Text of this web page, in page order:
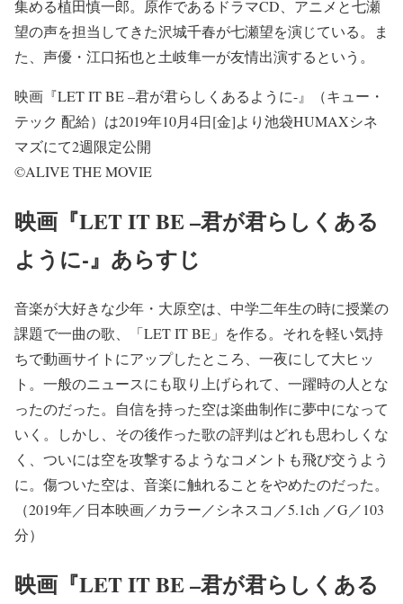
集める植田慎一郎。原作であるドラマCD、アニメと七瀬
望の声を担当してきた沢城千春が七瀬望を演じている。ま
た、声優・江口拓也と土岐隼一が友情出演するという。
映画『LET IT BE –君が君らしくあるように-』（キュー・
テック 配給）は2019年10月4日[金]より池袋HUMAXシネ
マズにて2週限定公開
©ALIVE THE MOVIE
映画『LET IT BE –君が君らしくある
ように-』あらすじ
音楽が大好きな少年・大原空は、中学二年生の時に授業の
課題で一曲の歌、「LET IT BE」を作る。それを軽い気持
ちで動画サイトにアップしたところ、一夜にして大ヒッ
ト。一般のニュースにも取り上げられて、一躍時の人とな
ったのだった。自信を持った空は楽曲制作に夢中になって
いく。しかし、その後作った歌の評判はどれも思わしくな
く、ついには空を攻撃するようなコメントも飛び交うよう
に。傷ついた空は、音楽に触れることをやめたのだった。
（2019年／日本映画／カラー／シネスコ／5.1ch ／G／103
分）
映画『LET IT BE –君が君らしくある